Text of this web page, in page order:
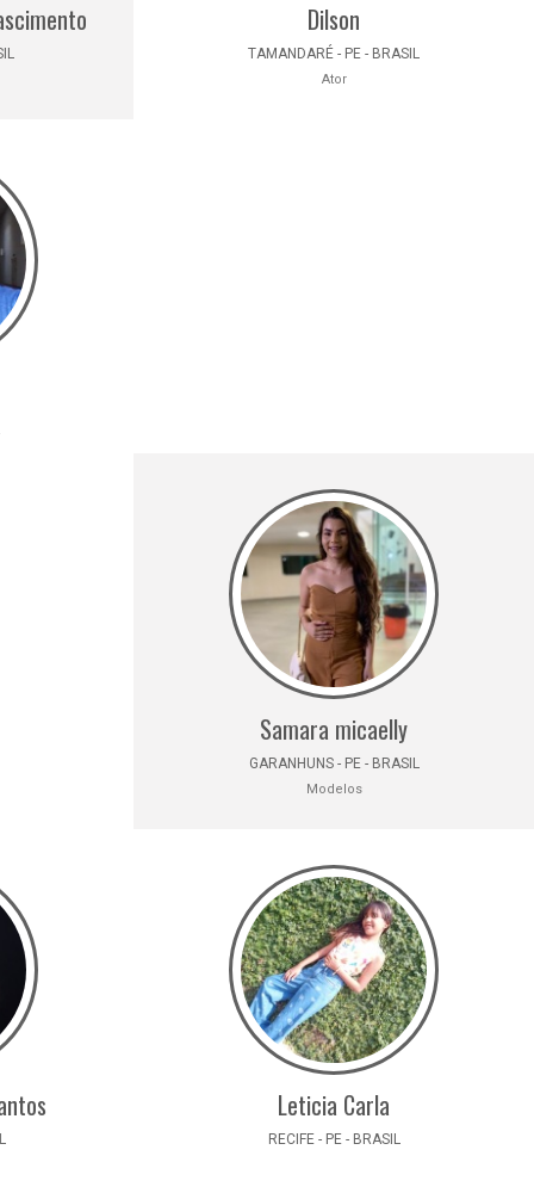
Dilson
TAMANDARÉ - PE - BRASIL
Ator
Samara micaelly
GARANHUNS - PE - BRASIL
Modelos
Leticia Carla
RECIFE - PE - BRASIL